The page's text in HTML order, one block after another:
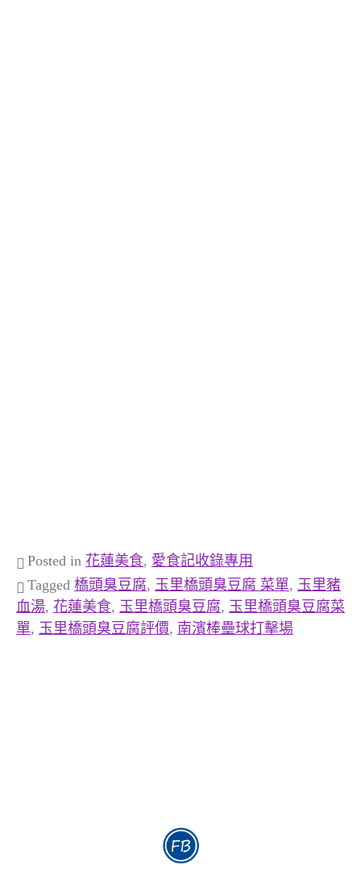
Posted in 花蓮美食, 愛食記收錄專用
Tagged 橋頭臭豆腐, 玉里橋頭臭豆腐 菜單, 玉里豬
血湯, 花蓮美食, 玉里橋頭臭豆腐, 玉里橋頭臭豆腐菜
單, 玉里橋頭臭豆腐評價, 南濱棒壘球打擊場